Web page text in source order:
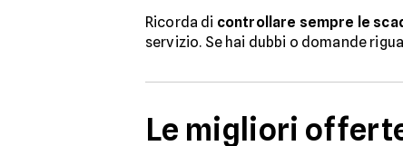
Ricorda di controllare sempre le
servizio. Se hai dubbi o domande
Le migliori